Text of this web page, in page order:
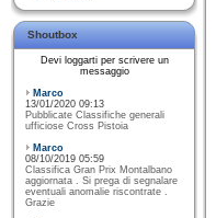
Shoutbox
Devi loggarti per scrivere un
messaggio
Marco
13/01/2020 09:13
Pubblicate Classifiche generali
ufficiose Cross Pistoia
Marco
08/10/2019 05:59
Classifica Gran Prix Montalbano
aggiornata . Si prega di segnalare
eventuali anomalie riscontrate .
Grazie